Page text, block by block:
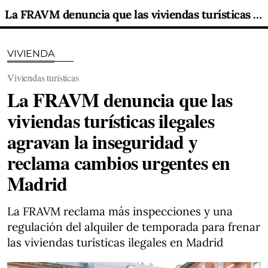
La FRAVM denuncia que las viviendas turísticas ilegales agravan la inseguridad y reclama cambios urgentes en Madrid
VIVIENDA
Viviendas turísticas
La FRAVM denuncia que las
viviendas turísticas ilegales
agravan la inseguridad y
reclama cambios urgentes en
Madrid
La FRAVM reclama más inspecciones y una
regulación del alquiler de temporada para frenar
las viviendas turísticas ilegales en Madrid